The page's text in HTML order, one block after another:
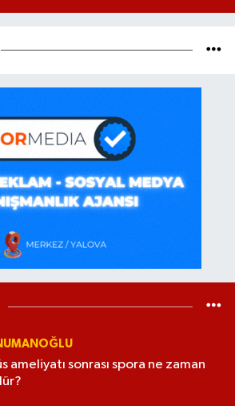
ameliyatı sonrası spora ne zaman